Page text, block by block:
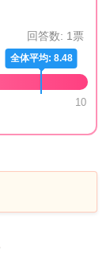
回答数: 1 票
全体平均: 8.48
10